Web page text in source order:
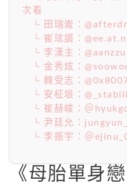
次看
└ 田瑞崙：
└ 崔玹諝：
└ 李漢主：@aanzzu
└ 金秀炫：
└ 韓受志：
└ 安柾垠：
└ 崔赫峻：＠
└ 尹廷允：
└ 李振宇：＠
《母胎單身